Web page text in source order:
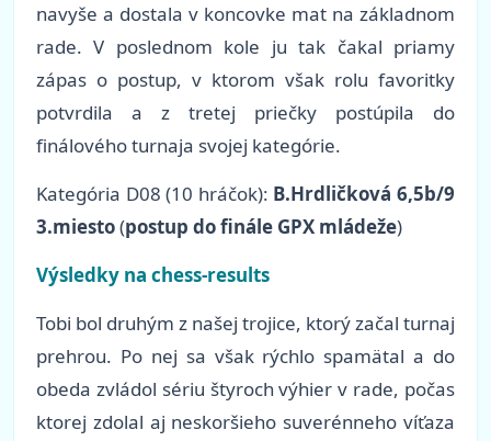
navyše a dostala v koncovke mat na základnom
rade. V poslednom kole ju tak čakal priamy
zápas o postup, v ktorom však rolu favoritky
potvrdila a z tretej priečky postúpila do
finálového turnaja svojej kategórie.
Kategória D08 (10 hráčok): B.Hrdličková 6,5b/9
3.miesto(postup do finále GPX mládeže)
Výsledky na chess-results
Tobi bol druhým z našej trojice, ktorý začal turnaj
prehrou. Po nej sa však rýchlo spamätal a do
obeda zvládol sériu štyroch výhier v rade, počas
ktorej zdolal aj neskoršieho suverénneho víťaza